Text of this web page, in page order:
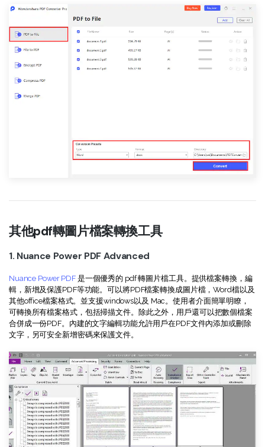
其他pdf轉圖片檔案轉換工具
1. Nuance Power PDF Advanced
Nuance Power PDF是一個優秀的 pdf 轉圖片檔工具。提供檔案轉換，編
輯，新增及保護PDF等功能。可以將PDF檔案轉換成圖片檔，Word檔以及
其他office檔案格式。並支援windows以及 Mac。使用者介面簡單明瞭，
可轉換所有檔案格式，包括掃描文件。除此之外，用戶還可以把數個檔案
合併成一份PDF。內建的文字編輯功能允許用戶在PDF文件內添加或刪除
文字，另可安全新增密碼來保護文件。